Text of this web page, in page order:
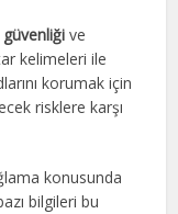
ve
kelimeleri ile
korumak için
risklere karşı
konusunda
bilgileri bu